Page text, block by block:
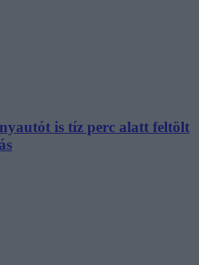
is tíz perc alatt feltölt